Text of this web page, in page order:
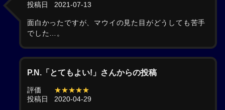
投稿日
2021-07-13
面白かったですが、マウイの見た目がどうしても苦手
でした…。
P.N.「とてもよい!」さんからの投稿
評価
★★★★★
投稿日
2020-04-29